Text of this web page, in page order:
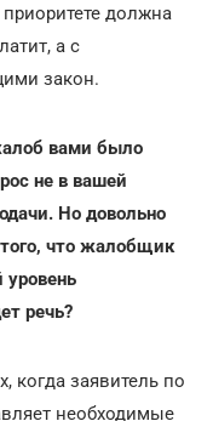
должна
а с
закон.
вами было
не в вашей
Но довольно
что жалобщик
уровень
речь?
когда заявитель по
необходимые